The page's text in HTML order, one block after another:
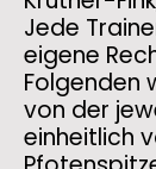
Jede
eigene
Folgenden
von der
einheitlich